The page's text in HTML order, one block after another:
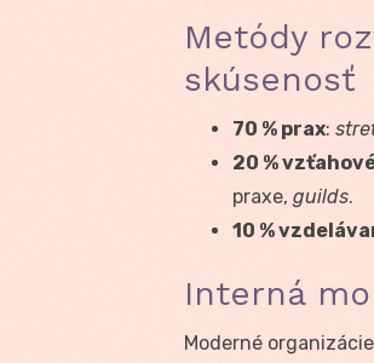
Metódy
skúsenosť
70 % prax:
20 %
praxe, guilds.
10 %
Interná
Moderné